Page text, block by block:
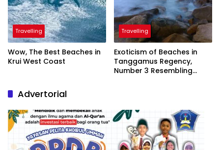
Travelling
Wow, The Best Beaches in
Krui West Coast
Travelling
Exoticism of Beaches in
Tanggamus Regency,
Number 3 Resembling
Advertorial